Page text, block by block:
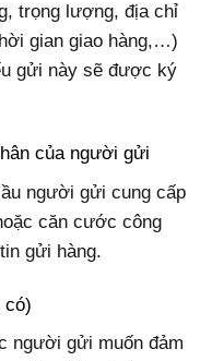
trọng lượng, địa chỉ
gian giao hàng,…)
gửi này sẽ được ký
của người gửi
người gửi cung cấp
căn cước công
gửi hàng.
có)
người gửi muốn đảm